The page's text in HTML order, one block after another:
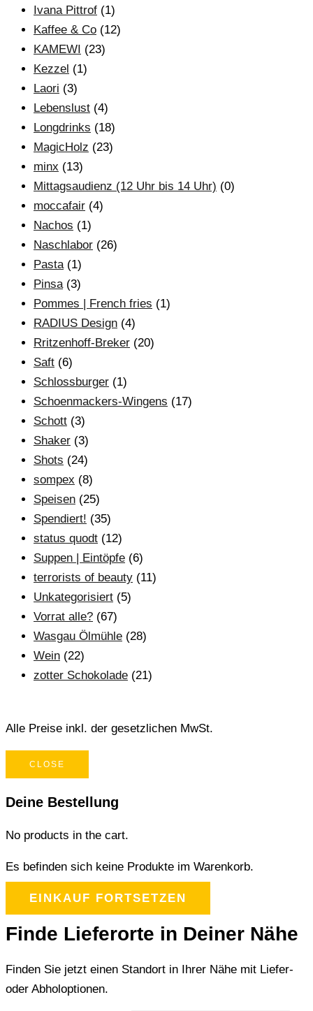
Ivana Pittrof (1)
Kaffee & Co (12)
KAMEWI (23)
Kezzel (1)
Laori (3)
Lebenslust (4)
Longdrinks (18)
MagicHolz (23)
minx (13)
Mittagsaudienz (12 Uhr bis 14 Uhr) (0)
moccafair (4)
Nachos (1)
Naschlabor (26)
Pasta (1)
Pinsa (3)
Pommes | French fries (1)
RADIUS Design (4)
Rritzenhoff-Breker (20)
Saft (6)
Schlossburger (1)
Schoenmackers-Wingens (17)
Schott (3)
Shaker (3)
Shots (24)
sompex (8)
Speisen (25)
Spendiert! (35)
status quodt (12)
Suppen | Eintöpfe (6)
terrorists of beauty (11)
Unkategorisiert (5)
Vorrat alle? (67)
Wasgau Ölmühle (28)
Wein (22)
zotter Schokolade (21)
Alle Preise inkl. der gesetzlichen MwSt.
CLOSE
Deine Bestellung
No products in the cart.
Es befinden sich keine Produkte im Warenkorb.
EINKAUF FORTSETZEN
Finde Lieferorte in Deiner Nähe
Finden Sie jetzt einen Standort in Ihrer Nähe mit Liefer-
oder Abholoptionen.